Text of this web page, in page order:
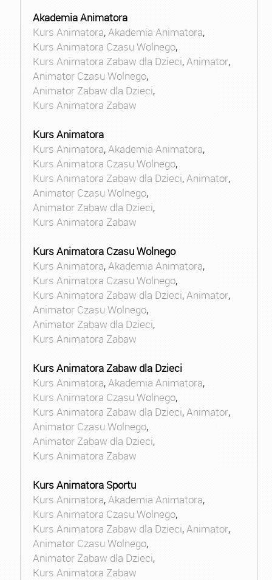
Akademia Animatora
Kurs Animatora,Akademia Animatora,
Kurs Animatora Czasu Wolnego,
Kurs Animatora Zabaw dla Dzieci,Animator,
Animator Czasu Wolnego,
Animator Zabaw dla Dzieci,
Kurs Animatora Zabaw
Kurs Animatora
Kurs Animatora,Akademia Animatora,
Kurs Animatora Czasu Wolnego,
Kurs Animatora Zabaw dla Dzieci,Animator,
Animator Czasu Wolnego,
Animator Zabaw dla Dzieci,
Kurs Animatora Zabaw
Kurs Animatora Czasu Wolnego
Kurs Animatora,Akademia Animatora,
Kurs Animatora Czasu Wolnego,
Kurs Animatora Zabaw dla Dzieci,Animator,
Animator Czasu Wolnego,
Animator Zabaw dla Dzieci,
Kurs Animatora Zabaw
Kurs Animatora Zabaw dla Dzieci
Kurs Animatora,Akademia Animatora,
Kurs Animatora Czasu Wolnego,
Kurs Animatora Zabaw dla Dzieci,Animator,
Animator Czasu Wolnego,
Animator Zabaw dla Dzieci,
Kurs Animatora Zabaw
Kurs Animatora Sportu
Kurs Animatora,Akademia Animatora,
Kurs Animatora Czasu Wolnego,
Kurs Animatora Zabaw dla Dzieci,Animator,
Animator Czasu Wolnego,
Animator Zabaw dla Dzieci,
Kurs Animatora Zabaw